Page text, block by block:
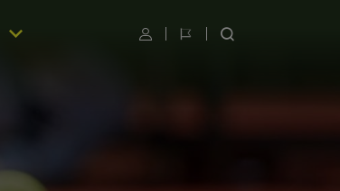
UtilisateurChangerRECHERCHER